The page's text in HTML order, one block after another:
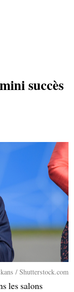
succès
/ Shutterstock.com
les salons